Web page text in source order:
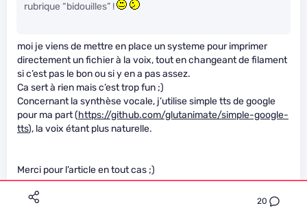
20
rubrique “bidouilles” !
moi je viens de mettre en place un systeme pour imprimer
directement un fichier à la voix, tout en changeant de filament
si c’est pas le bon ou si y en a pas assez.
Ca sert à rien mais c’est trop fun ;)
Concernant la synthèse vocale, j’utilise simple tts de google
pour ma part (https://github.com/glutanimate/simple-google-
tts), la voix étant plus naturelle.
Merci pour l’article en tout cas ;)